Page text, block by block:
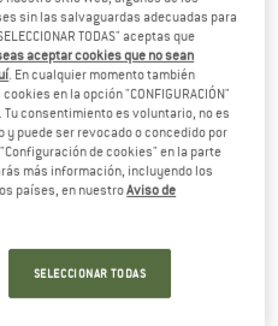
hasta un 30%
ENDURANCE
14,95 €a partir de 10,47 €
(0)
sin las salvaguardas adecuadas para
TODAS" aceptas que
aceptar cookies que no sean
. En cualquier momento también
en la opción "CONFIGURACIÓN"
consentimiento es voluntario, no es
puede ser revocado o concedido por
de cookies" en la parte
más información, incluyendo los
países, en nuestroAviso de
SELECCIONAR TODAS